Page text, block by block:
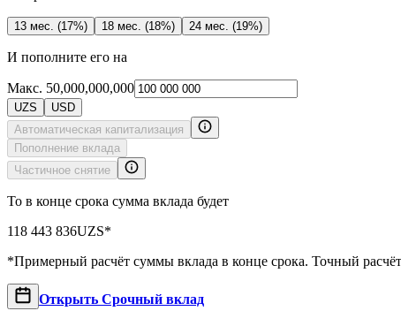
13 мес. (17%) 18 мес. (18%) 24 мес. (19%)
И пополните его на
Макс. 50,000,000,000
UZS
USD
Автоматическая капитализация
Пополнение вкладa
Частичное снятие
То в конце срока сумма вклада будет
118 443 836UZS*
*Примерный расчёт суммы вклада в конце срока. Точный
Открыть Срочный вклад